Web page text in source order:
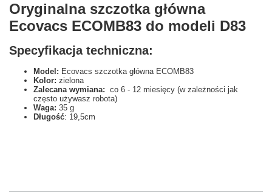
Oryginalna szczotka główna
Ecovacs ECOMB83 do modeli D83
Specyfikacja techniczna:
Model: Ecovacs szczotka główna ECOMB83
Kolor: zielona
Zalecana wymiana: co 6 - 12 miesięcy (w zależności jak
często używasz robota)
Waga: 35 g
Długość: 19,5cm